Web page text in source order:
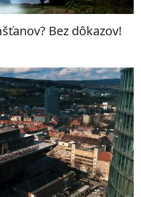
Bez dôkazov!